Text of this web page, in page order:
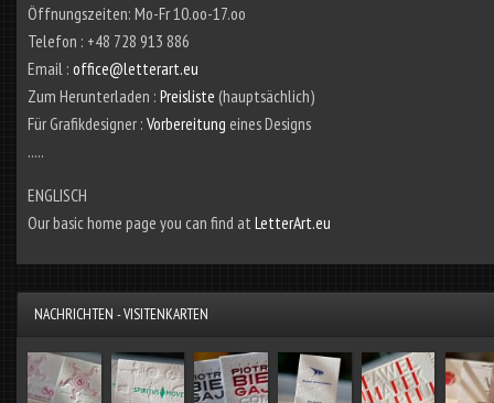
Öffnungszeiten: Mo-Fr 10.oo-17.oo
Telefon : +48 728 913 886
Email : office@letterart.eu
Zum Herunterladen : Preisliste (hauptsächlich)
Für Grafikdesigner : Vorbereitung eines Designs
.....
ENGLISCH
Our basic home page you can find at LetterArt.eu
NACHRICHTEN - VISITENKARTEN